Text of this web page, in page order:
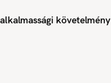
követelmény